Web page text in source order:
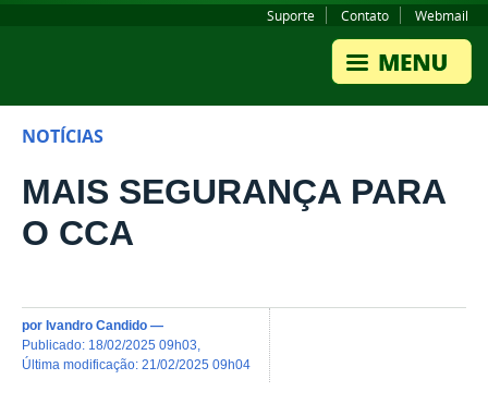
Suporte Contato Webmail
NOTÍCIAS
MAIS SEGURANÇA PARA
O CCA
por Ivandro Candido —
publicado: 18/02/2025 09h03
última modificação: 21/02/2025 09h04